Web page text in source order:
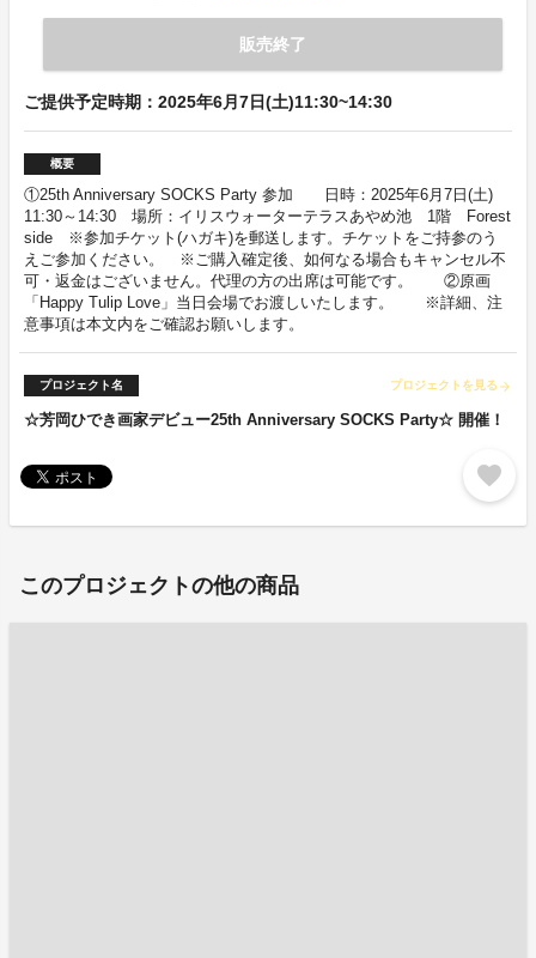
販売終了
ご提供予定時期：2025年6月7日(土)11:30~14:30
概要
①25th Anniversary SOCKS Party 参加 日時：2025年6月7日(土)
11:30～14:30 場所：イリスウォーターテラスあやめ池 1階 Forest
side ※参加チケット(ハガキ)を郵送します。チケットをご持参のう
えご参加ください。 ※ご購入確定後、如何なる場合もキャンセル不
可・返金はございません。代理の方の出席は可能です。 ②原画
「Happy Tulip Love」当日会場でお渡しいたします。 ※詳細、注
意事項は本文内をご確認お願いします。
プロジェクト名 プロジェクトを見る arrow_forward
☆芳岡ひでき画家デビュー25th Anniversary SOCKS Party☆ 開催！
favorite
このプロジェクトの他の商品